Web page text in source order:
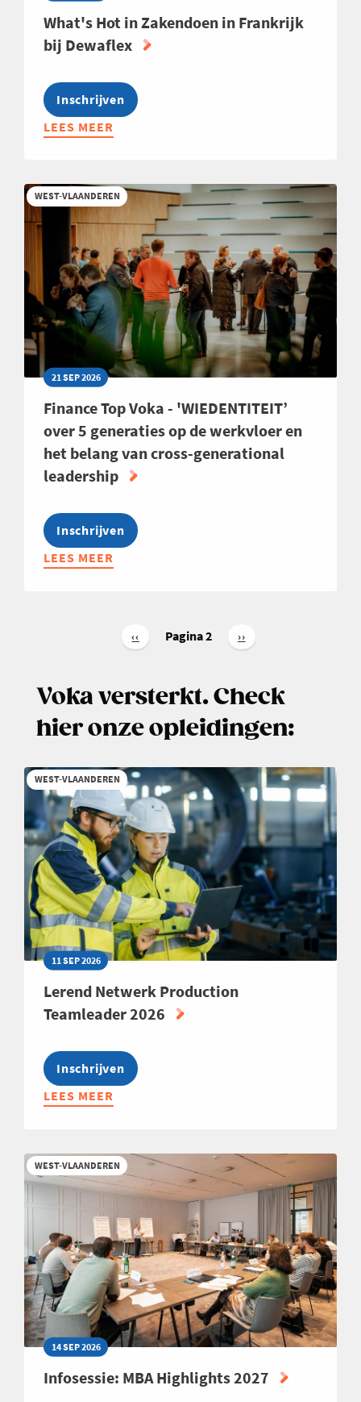
What's Hot in Zakendoen in Frankrijk
bij Dewaflex
Inschrijven
LEES MEER
ABOUT
IN
ZAKENDOEN
FRANKRIJK
BIJ
DEWAFLEX
WEST-VLAANDEREN
21 SEP 2026
Finance Top Voka - 'WIEDENTITEIT’
over 5 generaties op de werkvloer en
het belang van cross-generational
leadership
Inschrijven
LEES MEER
ABOUT
5
OP
WERKVLOER
EN
HET
BELANG
VAN
CROSS-
GENERATIONAL
LEADERSHIP
Vorige
pagina
‹‹ Pagina 2
Volgende
pagina
››
Voka versterkt. Check
hier onze opleidingen:
WEST-VLAANDEREN
11 SEP 2026
Lerend Netwerk Production
Teamleader 2026
Inschrijven
LEES MEER
ABOUT
PRODUCTION
TEAMLEADER
2026
WEST-VLAANDEREN
14 SEP 2026
Infosessie: MBA Highlights 2027